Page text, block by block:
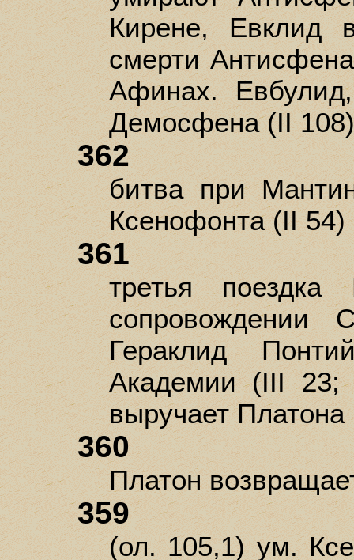
Кирене, Евклид
смерти
Афинах.
Демосфена (II
362
битва при
Ксенофонта (II 54)
361
третья
сопровождении
Гераклид
Академии (III 23;
выручает
360
Платон
359
(ол. 105,1) ум.